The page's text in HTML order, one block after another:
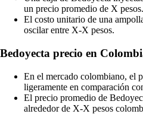
un precio promedio de X pesos.
El costo unitario de una
oscilar entre X-X pesos.
Bedoyecta precio en
En el mercado colombiano, el
ligeramente en comparación
El precio promedio de
alrededor de X-X pesos